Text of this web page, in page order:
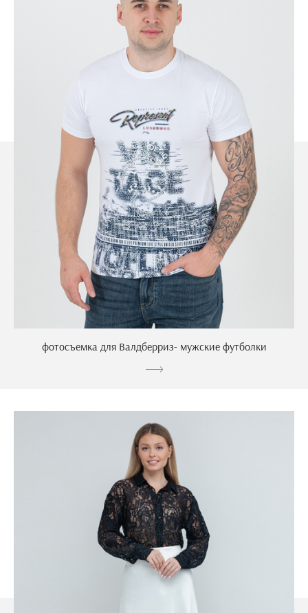
фотосъемка для Валдберриз- мужские футболки